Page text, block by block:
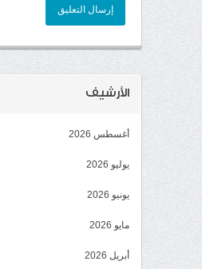
إرسال التعليق
الأرشيف
أغسطس 2026
يوليو 2026
يونيو 2026
مايو 2026
أبريل 2026